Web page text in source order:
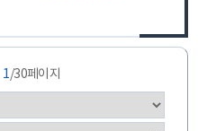
1/30페이지